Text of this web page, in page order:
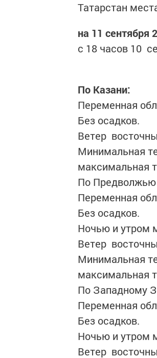
Татарстан
на 11 сентября
с 18 часов 10
По Казани:
Переменная
Без осадков.
Ветер
Минимальная
максимальная
По
Переменная
Без осадков.
Ночью и утром
Ветер
Минимальная
максимальная
По Западному
Переменная
Без осадков.
Ночью и утром
Ветер